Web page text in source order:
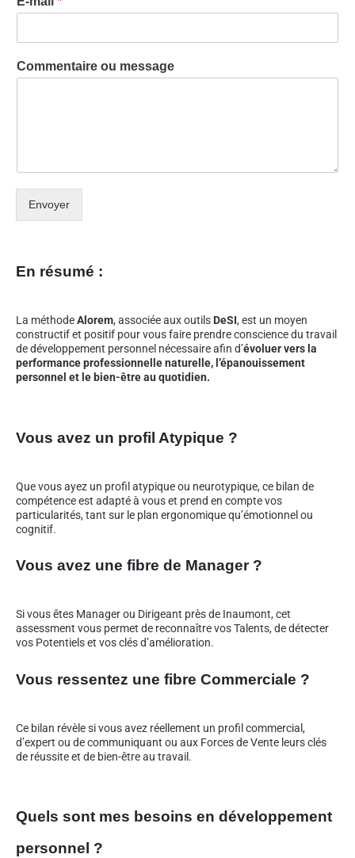
Commentaire ou message
Envoyer
En résumé :
La méthodeAlorem, associée aux outils DeSI, est un moyen
constructif et positif pour vous faire prendre conscience du travail
de développement personnel nécessaire afin d’évoluer vers la
performance professionnelle naturelle, l’épanouissement
personnel et le bien-être au quotidien.
Vous avez un profil Atypique ?
Que vous ayez un profil atypique ou neurotypique, ce bilan de
compétence est adapté à vous et prend en compte vos
particularités, tant sur le plan ergonomique qu’émotionnel ou
cognitif.
Vous avez une fibre de Manager ?
Si vous êtes Manager ou Dirigeant près de Inaumont, cet
assessment vous permet de reconnaître vos Talents, de détecter
vos Potentiels et vos clés d’amélioration.
Vous ressentez une fibre Commerciale ?
Ce bilan révèle si vous avez réellement un profil commercial,
d’expert ou de communiquant ou aux Forces de Vente leurs clés
de réussite et de bien-être au travail.
Quels sont mes besoins en développement
personnel ?